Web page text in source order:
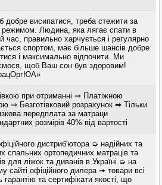
висипатися, треба стежити за
режимом. Людина, яка лягає спати в
час, правильно харчується і регулярно
спортом, має більше шансів добре
і максимально відпочити. Ми
щоб Ваш сон був здоровим!
при отриманні ⇒ Платіжною
⇒ Безготівковий розрахунок ➡ Тільки
передплата за матраци
розмірів 40% від вартості
дистриб'ютора ➭ надійних та
спальних ортопедичних матраців та
для ліжок та диванів в Україні ➭ на
сайті офіційного дилера ➟ товари всі
гарантію та сертифікати якості, що